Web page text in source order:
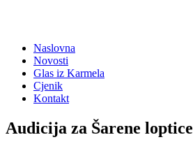
Naslovna
Novosti
Glas iz Karmela
Cjenik
Kontakt
Audicija za Šarene loptice